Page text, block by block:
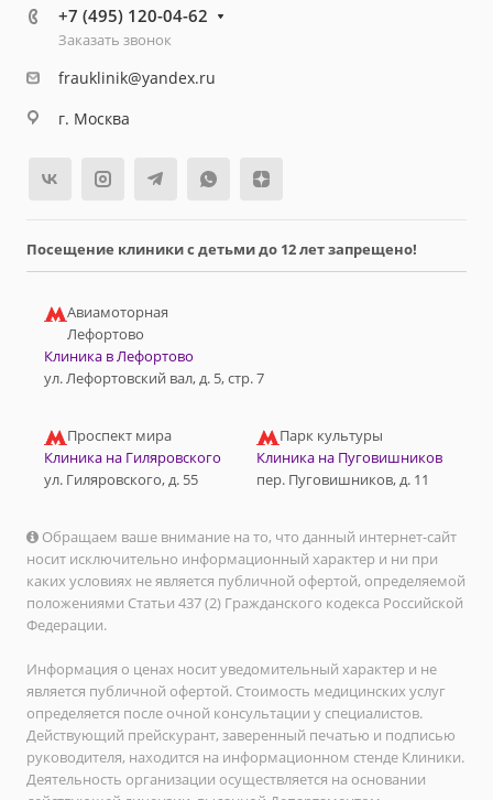
+7 (495) 120-04-62
Заказать звонок
frauklinik@yandex.ru
г. Москва
Посещение клиники с детьми до 12 лет запрещено!
Авиамоторная
Лефортово
Клиника в Лефортово
ул. Лефортовский вал, д. 5, стр. 7
Проспект мира
Клиника на Гиляровского
ул. Гиляровского, д. 55
Парк культуры
Клиника на Пуговишников
пер. Пуговишников, д. 11
Обращаем ваше внимание на то, что данный интернет-сайт
носит исключительно информационный характер и ни при
каких условиях не является публичной офертой, определяемой
положениями Статьи 437 (2) Гражданского кодекса Российской
Федерации.
Информация о ценах носит уведомительный характер и не
является публичной офертой. Стоимость медицинских услуг
определяется после очной консультации у специалистов.
Действующий прейскурант, заверенный печатью и подписью
руководителя, находится на информационном стенде Клиники.
Деятельность организации осуществляется на основании